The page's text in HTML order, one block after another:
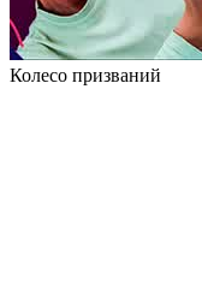
Колесо призваний